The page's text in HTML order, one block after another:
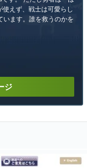
えず、戦士は可愛らし
ます。誰を救うのかを
ジ